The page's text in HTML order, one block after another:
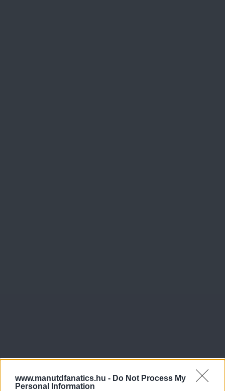
www.manutdfanatics.hu - Do Not Process My
Personal Information